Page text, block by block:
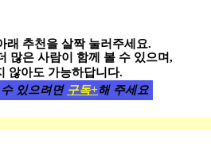
래 추천을 살짝 눌러주세요.
많은 사람이 함께 볼 수 있으며,
않아도 가능하답니다.
있으려면 구독+해 주세요